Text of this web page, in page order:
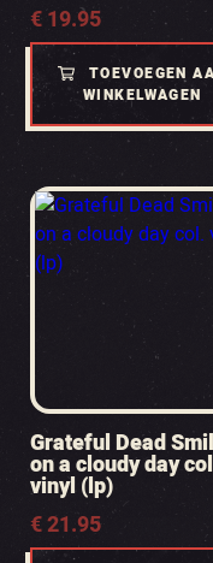
€19.95
TOEVOEGEN
WINKELWAGEN
Grateful Dead
on a cloudy day
vinyl (lp)
€21.95